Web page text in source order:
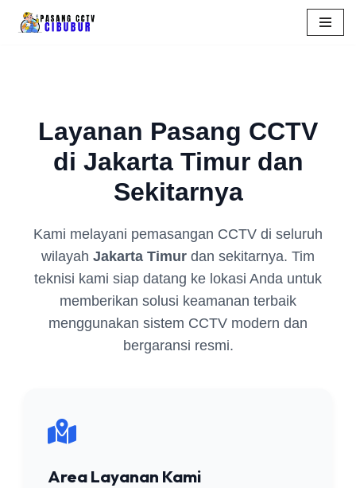
Layanan Pasang CCTV
di Jakarta Timur dan
Sekitarnya
Kami melayani pemasangan CCTV di seluruh
wilayah Jakarta Timur dan sekitarnya. Tim
teknisi kami siap datang ke lokasi Anda untuk
memberikan solusi keamanan terbaik
menggunakan sistem CCTV modern dan
bergaransi resmi.
Area Layanan Kami